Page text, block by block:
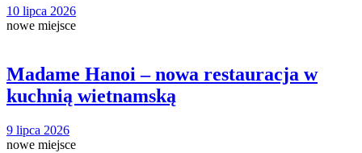
10 lipca 2026
nowe miejsce
Madame Hanoi – nowa restauracja w
kuchnią wietnamską
9 lipca 2026
nowe miejsce